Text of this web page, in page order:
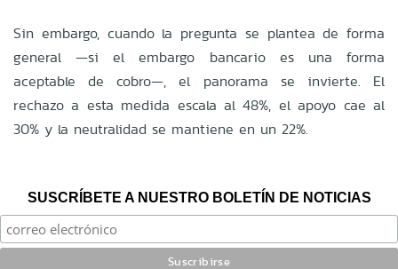
Sin embargo, cuando la pregunta se plantea de forma
general —si el embargo bancario es una forma
aceptable de cobro—, el panorama se invierte. El
rechazo a esta medida escala al 48%, el apoyo cae al
30% y la neutralidad se mantiene en un 22%.
SUSCRÍBETE A NUESTRO BOLETÍN DE NOTICIAS